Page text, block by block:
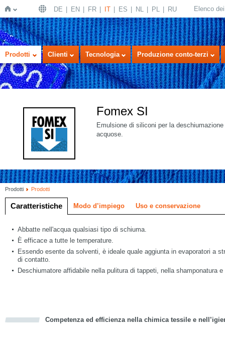
Home
DE EN FR IT ES NL PL RU Elenco
Prodotti Clienti Tecnologia Produzione conto-terzi
Fomex SI
Emulsione di siliconi per la
acquose.
Prodotti Prodotti
Caratteristiche Modo d’impiego Uso e conservazione
Abbatte nell'acqua qualsiasi tipo di schiuma.
È efficace a tutte le temperature.
Essendo esente da solventi, è ideale quale aggiunta in evaporatori a
di contatto.
Deschiumatore affidabile nella pulitura di tappeti, nella shamponatura
Competenza ed efficienza nella chimica tessile e